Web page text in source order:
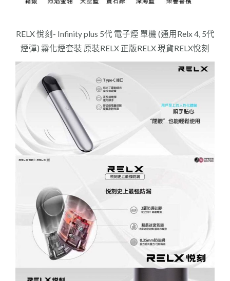
RELX 悅刻- Infinity plus 5代 電子煙 單機 (通用Relx 4, 5代
煙彈) 霧化煙套裝 原裝RELX 正版RELX 現貨RELX悅刻